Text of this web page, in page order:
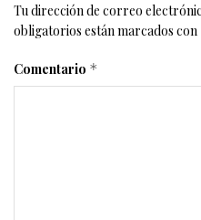
Tu dirección de correo
obligatorios están marcados con
Comentario *